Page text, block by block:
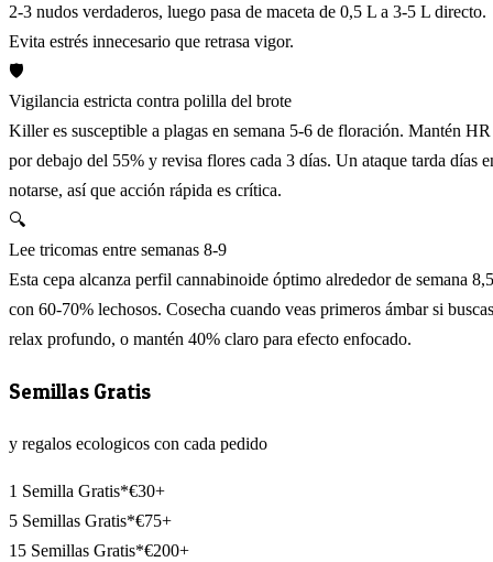
2-3 nudos verdaderos, luego pasa de maceta de 0,5 L a 3-5 L directo.
Evita estrés innecesario que retrasa vigor.
🛡️
Vigilancia estricta contra polilla del brote
Killer es susceptible a plagas en semana 5-6 de floración. Mantén HR
por debajo del 55% y revisa flores cada 3 días. Un ataque tarda días
notarse, así que acción rápida es crítica.
🔍
Lee tricomas entre semanas 8-9
Esta cepa alcanza perfil cannabinoide óptimo alrededor de semana 8,5
con 60-70% lechosos. Cosecha cuando veas primeros ámbar si buscas
relax profundo, o mantén 40% claro para efecto enfocado.
Semillas Gratis
y regalos ecologicos con cada pedido
1 Semilla Gratis*€30+
5 Semillas Gratis*€75+
15 Semillas Gratis*€200+